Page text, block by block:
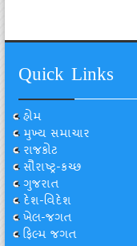
Quick Links
હોમ
મુખ્ય સમાચાર
રાજકોટ
સૌરાષ્ટ્ર-કચ્છ
ગુજરાત
દેશ-વિદેશ
ખેલ-જગત
ફિલ્મ જગત